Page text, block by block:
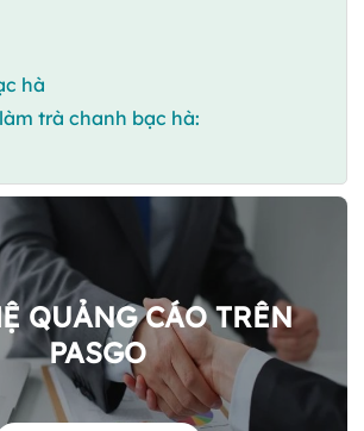
hà
trà chanh bạc hà:
QUẢNG CÁO TRÊN
PASGO